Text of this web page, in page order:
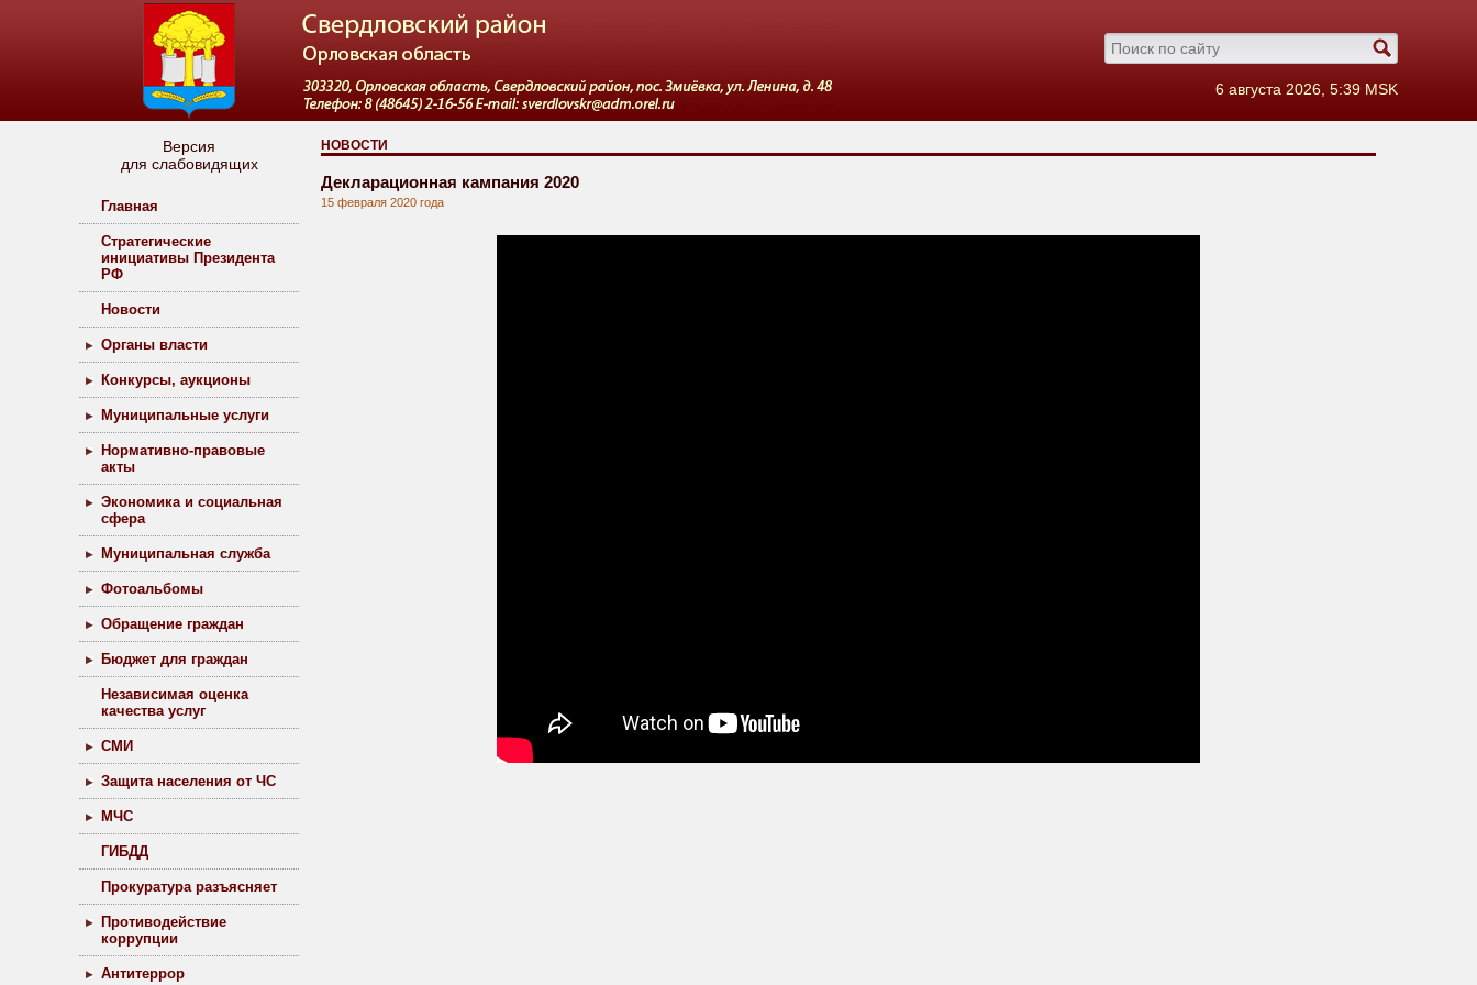
6 августа 2026, 5:39 MSK
Версия
для слабовидящих
Главная
Стратегические
инициативы Президента
РФ
Новости
Органы власти
Конкурсы, аукционы
Муниципальные услуги
Нормативно-правовые
акты
Экономика и социальная
сфера
Муниципальная служба
Фотоальбомы
Обращение граждан
Бюджет для граждан
Независимая оценка
качества услуг
СМИ
Защита населения от ЧС
МЧС
ГИБДД
Прокуратура разъясняет
Противодействие
коррупции
Антитеррор
НОВОСТИ
Декларационная кампания 2020
15 февраля 2020 года